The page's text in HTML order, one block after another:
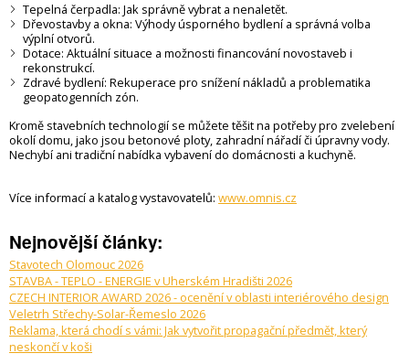
Tepelná čerpadla: Jak správně vybrat a nenaletět.
Dřevostavby a okna: Výhody úsporného bydlení a správná volba
výplní otvorů.
Dotace: Aktuální situace a možnosti financování novostaveb i
rekonstrukcí.
Zdravé bydlení: Rekuperace pro snížení nákladů a problematika
geopatogenních zón.
Kromě stavebních technologií se můžete těšit na potřeby pro zvelebení
okolí domu, jako jsou betonové ploty, zahradní nářadí či úpravny vody.
Nechybí ani tradiční nabídka vybavení do domácnosti a kuchyně.
Více informací a katalog vystavovatelů: www.omnis.cz
Nejnovější články:
Stavotech Olomouc 2026
STAVBA - TEPLO - ENERGIE v Uherském Hradišti 2026
CZECH INTERIOR AWARD 2026 - ocenění v oblasti interiérového design
Veletrh Střechy-Solar-Řemeslo 2026
Reklama, která chodí s vámi: Jak vytvořit propagační předmět, který
neskončí v koši